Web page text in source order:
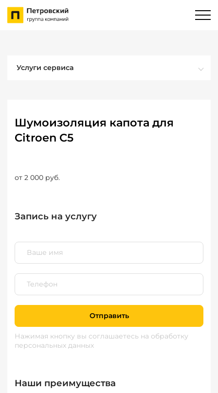
Услуги сервиса
Шумоизоляция капота для
Citroen C5
от 2 000 руб.
Запись на услугу
Отправить
Нажимая кнопку вы соглашаетесь на обработку
персональных данных
Наши преимущества